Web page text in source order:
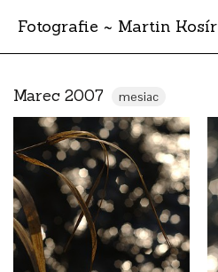
Fotografie ~ Martin Kosír
Albumy
Miesta
Archív
Vyhľadávanie
Marec 2007 mesiac